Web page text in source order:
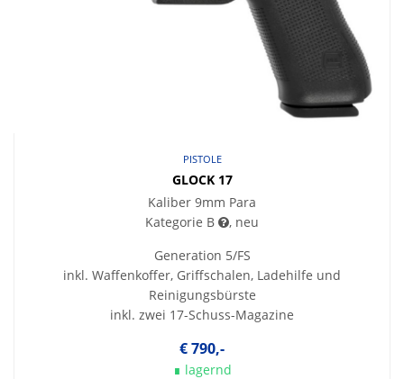
PISTOLE
GLOCK 17
Kaliber 9mm Para
Kategorie B
, neu
Generation 5/FS
inkl. Waffenkoffer, Griffschalen, Ladehilfe und
Reinigungsbürste
inkl. zwei 17-Schuss-Magazine
€ 790,-
∎ lagernd